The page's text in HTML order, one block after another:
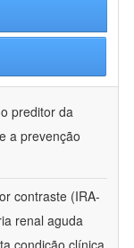
preditor da
a prevenção
contraste (IRA-
renal aguda